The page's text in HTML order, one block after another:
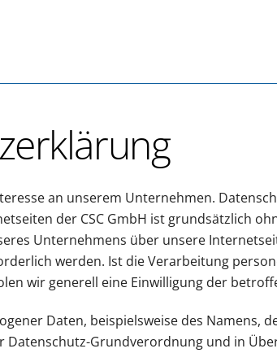
an unserem Unternehmen.
der CSC GmbH ist grundsätzlich
Unternehmens über unsere
werden. Ist die Verarbeitung
wir generell eine Einwilligung der
Daten, beispielsweise des Namens,
Datenschutz-Grundverordnung und in